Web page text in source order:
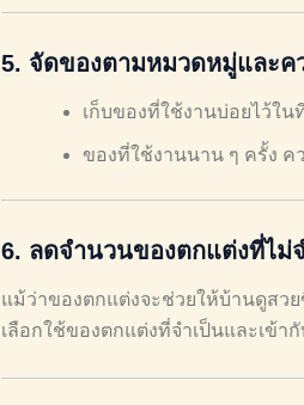
5. จัดของตามหมวดหมู่และค
เก็บของที่ใช้งานบ่อยไว้ใ
ของที่ใช้งานนาน ๆ ครั้ง ค
6. ลดจำนวนของตกแต่งที่ไม่
แม้ว่าของตกแต่งจะช่วยให้บ้านดูสว
เลือกใช้ของตกแต่งที่จำเป็นและเข้า